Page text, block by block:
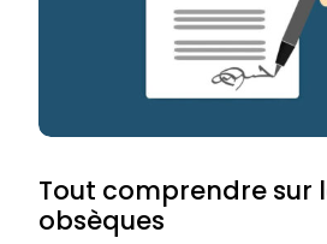
Tout comprendre sur
obsèques